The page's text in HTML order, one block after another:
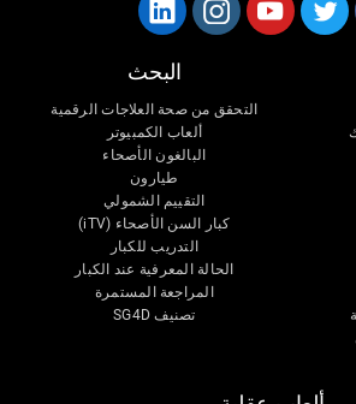
البحث
التحقق من صحة العلاجات الرقمية
ألعاب الكمبيوتر
البالغون الأصحاء
طيارون
التقييم الشمولي
كبار السن الأصحاء (iTV)
التدريب للكبار
الحالة المعرفية عند الكبار
المراجعة المستمرة
تصنيف SG4D